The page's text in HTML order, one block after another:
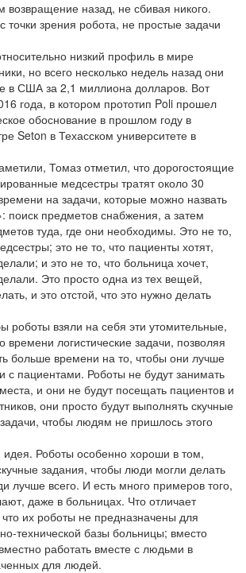
возвращение назад, не сбивая никого.
точки зрения робота, не простые задачи
низкий профиль в мире
но всего несколько недель назад они
в США за 2,1 миллиона долларов. Вот
года, в котором прототип Poli прошел
обоснование в прошлом году в
Seton в Техасском университете в
Томаз отметил, что дорогостоящие
медсестры тратят около 30
на задачи, которые можно назвать
поиск предметов снабжения, а затем
туда, где они необходимы. Это не то,
это не то, что пациенты хотят,
и это не то, что больница хочет,
Это просто одна из тех вещей,
и это отстой, что это нужно делать
роботы взяли на себя эти утомительные,
логистические задачи, позволяя
больше времени на то, чтобы они лучше
с пациентами. Роботы не будут занимать
и они не будут посещать пациентов и
они просто будут выполнять скучные
чтобы людям не пришлось этого
идея. Роботы особенно хороши в том,
задания, чтобы люди могли делать
лучше всего. И есть много примеров того,
даже в больницах. Что отличает
что их роботы не предназначены для
технической базы больницы; вместо
работать вместе с людьми в
для людей.